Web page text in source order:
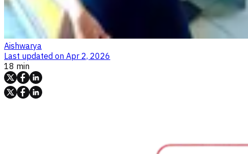
Aishwarya
Last updated on Apr 2, 2026
18 min